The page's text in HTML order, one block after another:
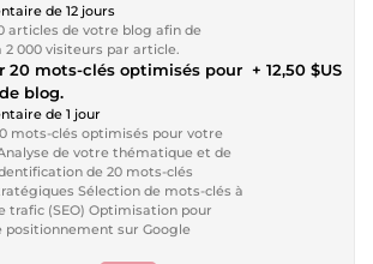
de 12 jours
articles de votre blog afin de
2 000 visiteurs par article.
20 mots-clés optimisés pour
blog.
de 1 jour
mots-clés optimisés pour votre
de mots-clés à
Optimisation pour
sur Google
+ 12,50 $US